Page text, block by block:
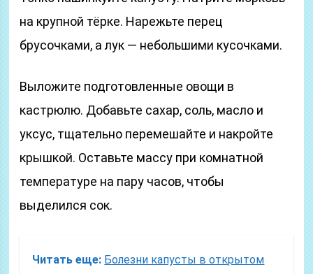
на крупной тёрке. Нарежьте перец
брусочками, а лук — небольшими кусочками.
Выложите подготовленные овощи в
кастрюлю. Добавьте сахар, соль, масло и
уксус, тщательно перемешайте и накройте
крышкой. Оставьте массу при комнатной
температуре на пару часов, чтобы
выделился сок.
Читать еще: Болезни капусты в открытом